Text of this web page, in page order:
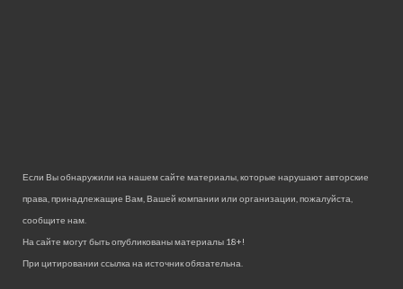
Если Вы обнаружили на нашем сайте материалы, которые нарушают авторские
права, принадлежащие Вам, Вашей компании или организации, пожалуйста,
сообщите нам.
На сайте могут быть опубликованы материалы 18+!
При цитировании ссылка на источник обязательна.